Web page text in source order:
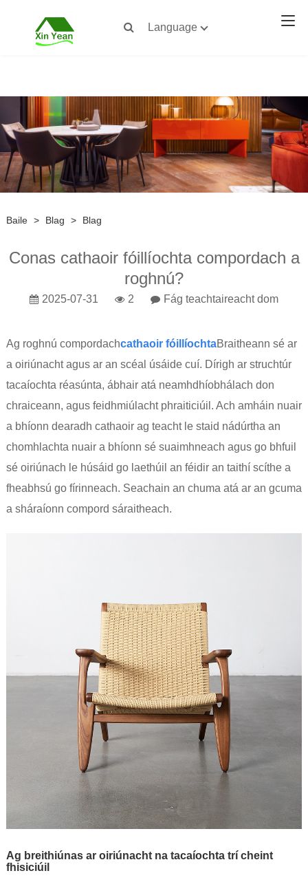
Language
Baile > Blag > Blag
Conas cathaoir fóillíochta compordach a
roghnú?
2025-07-31 2 Fág teachtaireacht dom
Ag roghnú compordachcathaoir fóillíochtaBraitheann sé ar
a oiriúnacht agus ar an scéal úsáide cuí. Dírigh ar struchtúr
tacaíochta réasúnta, ábhair atá neamhdhíobhálach don
chraiceann, agus feidhmiúlacht phraiticiúil. Ach amháin nuair
a bhíonn dearadh cathaoir ag teacht le staid nádúrtha an
chomhlachta nuair a bhíonn sé suaimhneach agus go bhfuil
sé oiriúnach le húsáid go laethúil an féidir an taithí scíthe a
fheabhsú go fírinneach. Seachain an chuma atá ar an gcuma
a sháraíonn compord sáraitheach.
Ag breithiúnas ar oiriúnacht na tacaíochta trí cheint
fhisiciúil